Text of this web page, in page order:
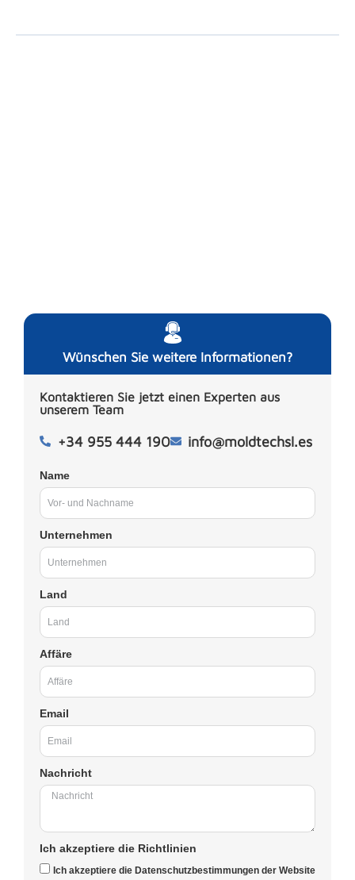
Wünschen Sie weitere Informationen?
Kontaktieren Sie jetzt einen Experten aus
unserem Team
+34 955 444 190 info@moldtechsl.es
Name
Unternehmen
Land
Affäre
Email
Nachricht
Ich akzeptiere die Richtlinien
Ich akzeptiere die Datenschutzbestimmungen der Website